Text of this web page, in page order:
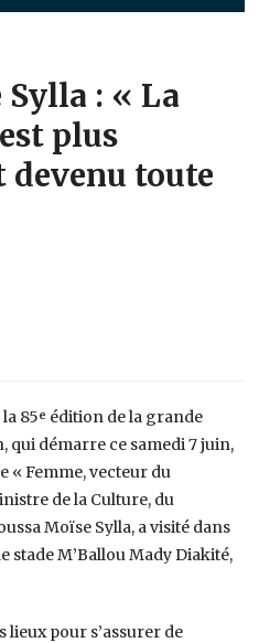
: « La
plus
devenu toute
85ᵉ édition de la grande
qui démarre ce samedi 7 juin,
« Femme, vecteur du
de la Culture, du
Moïse Sylla, a visité dans
stade M’Ballou Mady Diakité,
lieux pour s’assurer de